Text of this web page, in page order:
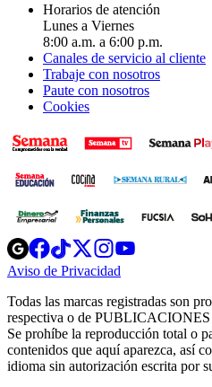
Horarios de atención
Lunes a Viernes
8:00 a.m. a 6:00 p.m.
Canales de servicio al cliente
Trabaje con nosotros
Paute con nosotros
Cookies
Opens
in
new
Opens
in
new
Opens
in
new
window
Opens
new
windowwindow
Aviso de Privacidad
new
window
Todas las marcas registradas son
respectiva o de
Se prohíbe la reproducción total o
contenidos que aquí aparezca, así
idioma sin autorización escrita por